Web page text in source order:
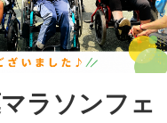
ラソンフェ